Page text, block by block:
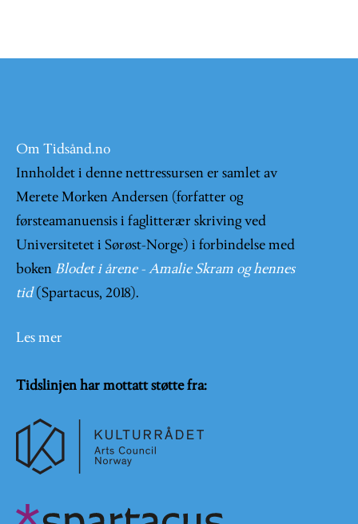
Om Tidsånd.no
Innholdet i denne nettressursen er samlet av
Merete Morken Andersen (forfatter og
førsteamanuensis i faglitterær skriving ved
Universitetet i Sørøst-Norge) i forbindelse med
boken Blodet i årene - Amalie Skram og hennes
tid (Spartacus, 2018).
Les mer
Tidslinjen har mottatt støtte fra: